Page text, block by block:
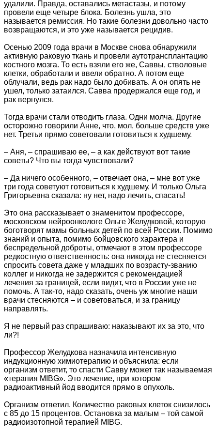
удалили. Правда, оставались метастазы, и потому
провели еще четыре блока. Болезнь ушла, это
называется ремиссия. Но такие болезни довольно часто
возвращаются, и это уже называется рецидив.
Осенью 2009 года врачи в Москве снова обнаружили
активную раковую ткань и провели аутотрансплантацию
костного мозга. То есть взяли его же, Саввы, стволовые
клетки, обработали и ввели обратно. А потом еще
облучали, ведь рак надо было добивать. А он опять не
ушел, только затаился. Савва продержался еще год, и
рак вернулся.
Тогда врачи стали отводить глаза. Одни молча. Другие
осторожно говорили Анне, что, мол, больше средств уже
нет. Третьи прямо советовали готовиться к худшему.
– Аня, – спрашиваю ее, – а как действуют вот такие
советы? Что вы тогда чувствовали?
– Да ничего особенного, – отвечает она, – мне вот уже
три года советуют готовиться к худшему. И только Ольга
Григорьевна сказала: ну нет, надо лечить, спасать!
Это она рассказывает о знаменитом профессоре,
московском нейроонкологе Ольге Желудковой, которую
боготворят мамы больных детей по всей России. Помимо
знаний и опыта, помимо бойцовского характера и
беспредельной доброты, отмечают в этом профессоре
редкостную ответственность: она никогда не стесняется
спросить совета даже у младших по возрасту-званию
коллег и никогда не задержится с рекомендацией
лечения за границей, если видит, что в России уже не
помочь. А так-то, надо сказать, очень уж многие наши
врачи стесняются – и советоваться, и за границу
направлять.
Я не первый раз спрашиваю: наказывают их за это, что
ли?!
Профессор Желудкова назначила интенсивную
индукционную химиотерапию и объяснила: если
организм ответит, то спасти Савву может так называемая
«терапия MIBG». Это лечение, при котором
радиоактивный йод вводится прямо в опухоль.
Организм ответил. Количество раковых клеток снизилось
с 85 до 15 процентов. Остановка за малым – той самой
радиоизотопной терапией MIBG.